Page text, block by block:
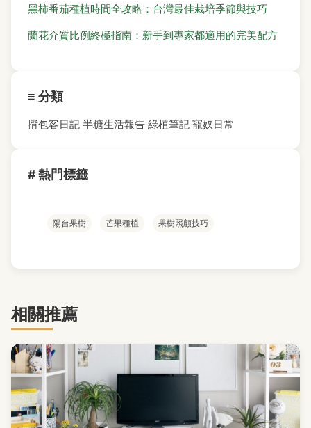
黑柿番茄種植時間全攻略：台灣最佳栽培季節與技巧
蘭花介質比例終極指南：新手到專家都適用的完美配方
≡ 分類
揹包客日記 半糖生活報告 綠植筆記 寵奴日常
# 熱門標籤
陽台果樹 芒果種植 果樹照顧技巧
相關推薦